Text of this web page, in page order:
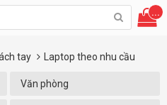
...
tay Laptop theo nhu cầu
Văn phòng